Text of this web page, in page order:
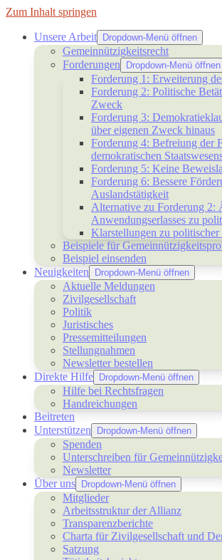
Zum Inhalt springen
Unsere Arbeit Dropdown-Menü öffnen
Gemeinnützigkeitsrecht
Forderungen
Dropdown-Menü öffnen
Forderung 1: Erweiterung
Forderung 2: Politische
Zweck
Forderung 3:
über eigenen Zweck hinaus
Forderung 4: Befreiung der
demokratischen
Forderung 5: Keine
Forderung 6: Bessere
Auslandstätigkeit
Alternative zu Forderung 2:
Anwendungserlasses zu
Klarstellungen zu
Beispiele für
Beispiel einsenden
Neuigkeiten
Dropdown-Menü öffnen
Aktuelle Meldungen
Zivilgesellschaft
Politik
Juristisches
Pressemitteilungen
Stellungnahmen
Newsletter bestellen
Direkte Hilfe
Dropdown-Menü öffnen
Hilfe bei Rechtsfragen
Handreichungen
Beitreten
Unterstützen
Dropdown-Menü öffnen
Spenden
Unterschreiben für
Newsletter
Über uns
Dropdown-Menü öffnen
Mitglieder
Arbeitsstruktur der Allianz
Transparenzberichte
Charta für Zivilgesellschaft und
Satzung